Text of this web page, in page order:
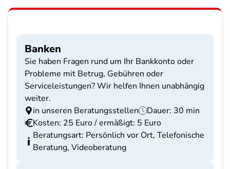
Banken
Sie haben Fragen rund um Ihr Bankkonto oder
Probleme mit Betrug, Gebühren oder
Serviceleistungen? Wir helfen Ihnen unabhängig
weiter.
in unseren Beratungsstellen
Dauer: 30 min
Kosten: 25 Euro / ermäßigt: 5 Euro
Beratungsart: Persönlich vor Ort, Telefonische
Beratung, Videoberatung